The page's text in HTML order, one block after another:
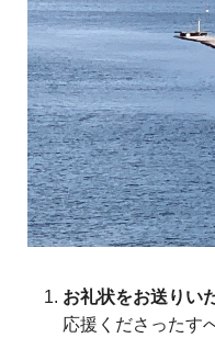
お礼状をお送りい
応援くださったす